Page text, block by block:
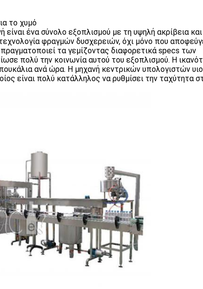
το χυμό
ένα σύνολο εξοπλισμού με τη υψηλή ακρίβεια
φραγμών δυσχερειών, όχι μόνο που
τα γεμίζοντας διαφορετικά specs των
πολύ την κοινωνία αυτού του εξοπλισμού. Η
ανά ώρα. Η μηχανή κεντρικών υπολογιστών
είναι πολύ κατάλληλος να ρυθμίσει την ταχύτητα